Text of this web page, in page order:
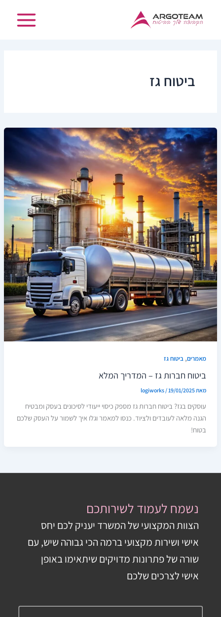
ביטוח גז
מאמרים, ביטוח גז
ביטוח חברות גז – המדריך המלא
מאת logiworks/19/01/2025
עוסקים בגז? ביטוח חברות גז מספק כיסוי ייעודי לסיכונים בעסק ומבטיח
הגנה מלאה לעובדים ולציוד. כנסו למאמר וגלו איך לשמור על העסק שלכם
בטוח!
נשמח לעמוד לשירותכם
הצוות המקצועי של המשרד יעניק לכם יחס
אישי ושירות מקצועי ברמה הכי גבוהה שיש, עם
שורה של פתרונות מדויקים שיתאימו באופן
אישי לצרכים שלכם